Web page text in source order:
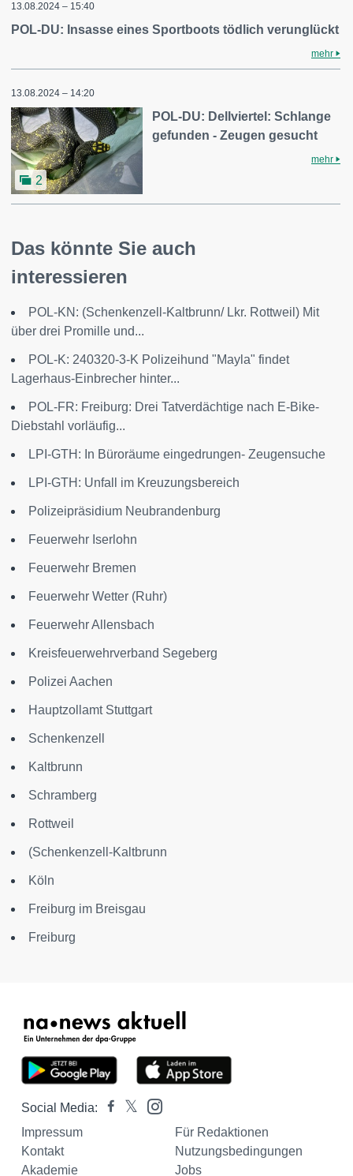
13.08.2024 – 15:40
POL-DU: Insasse eines Sportboots tödlich verunglückt
mehr
13.08.2024 – 14:20
2
POL-DU: Dellviertel: Schlange
gefunden - Zeugen gesucht
mehr
Das könnte Sie auch
interessieren
POL-KN: (Schenkenzell-Kaltbrunn/ Lkr. Rottweil) Mit
über drei Promille und...
POL-K: 240320-3-K Polizeihund "Mayla" findet
Lagerhaus-Einbrecher hinter...
POL-FR: Freiburg: Drei Tatverdächtige nach E-Bike-
Diebstahl vorläufig...
LPI-GTH: In Büroräume eingedrungen- Zeugensuche
LPI-GTH: Unfall im Kreuzungsbereich
Polizeipräsidium Neubrandenburg
Feuerwehr Iserlohn
Feuerwehr Bremen
Feuerwehr Wetter (Ruhr)
Feuerwehr Allensbach
Kreisfeuerwehrverband Segeberg
Polizei Aachen
Hauptzollamt Stuttgart
Schenkenzell
Kaltbrunn
Schramberg
Rottweil
(Schenkenzell-Kaltbrunn
Köln
Freiburg im Breisgau
Freiburg
Social Media:
Impressum
Für Redaktionen
Kontakt
Nutzungsbedingungen
Akademie
Jobs